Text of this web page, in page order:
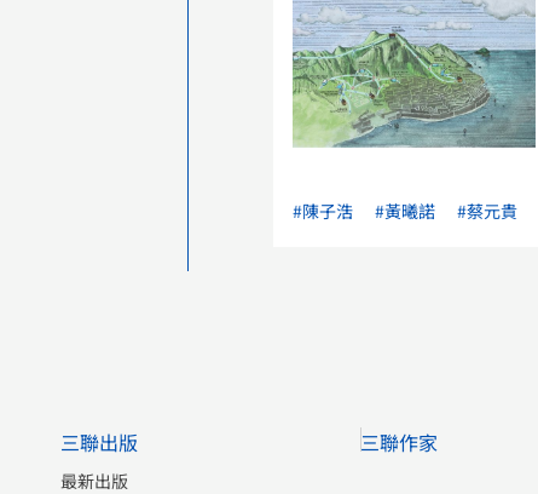
#陳子浩 #黃曦諾 #蔡元貴
三聯出版
最新出版
三聯作家